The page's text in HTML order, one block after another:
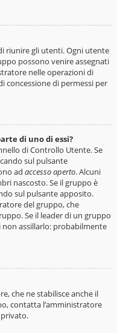
riunire gli utenti. Ogni utente
possono venire assegnati
nelle operazioni di
concessione di permessi per
di uno di essi?
di Controllo Utente. Se
sul pulsante
ad accesso aperto. Alcuni
nascosto. Se il gruppo è
sul pulsante apposito.
del gruppo, che
Se il leader di un gruppo
non assillarlo: probabilmente
che ne stabilisce anche il
contatta l’amministratore